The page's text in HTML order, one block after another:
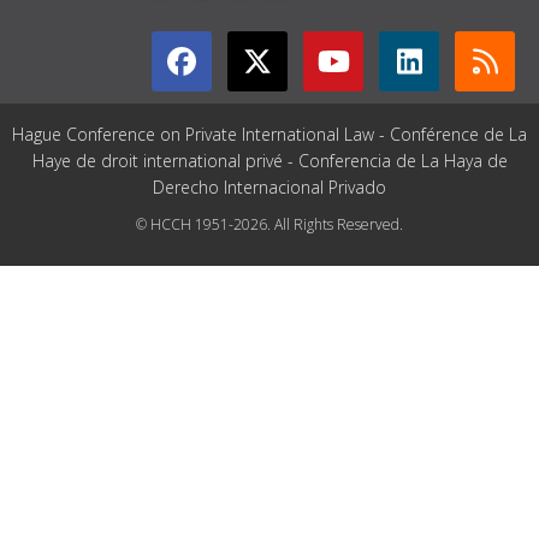
Hague Conference on Private International Law - Conférence de La
Haye de droit international privé - Conferencia de La Haya de
Derecho Internacional Privado
© HCCH 1951-2026. All Rights Reserved.